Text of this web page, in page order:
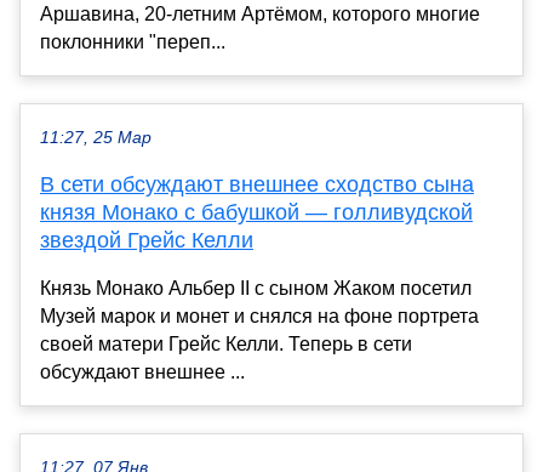
Аршавина, 20-летним Артёмом, которого многие
поклонники "переп...
11:27, 25 Мар
В сети обсуждают внешнее сходство сына
князя Монако с бабушкой — голливудской
звездой Грейс Келли
Князь Монако Альбер II с сыном Жаком посетил
Музей марок и монет и снялся на фоне портрета
своей матери Грейс Келли. Теперь в сети
обсуждают внешнее ...
11:27, 07 Янв